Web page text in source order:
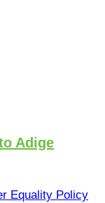
Adige
Equality Policy